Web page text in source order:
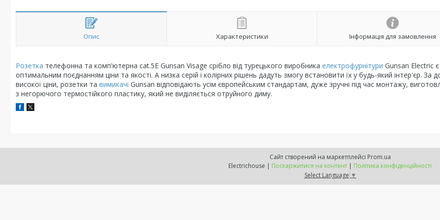
Опис Характеристики Інформація для замовлення
Розетка телефонна та комп'ютерна cat.5E Gunsan Visage срібло від турецького виробника електрофурнітури Gunsan Electric є
оптимальним поєднанням ціни та якості. А низка серій і колірних рішень дадуть змогу встановити їх у будь-який інтер'єр. За
високої ціни, розетки та вимикачі Gunsan відповідають усім європейським стандартам, дуже зручні під час монтажу,
з негорючого термостійкого пластику, який не виділяється отруйного диму.
Сайт створений на маркетплейсі Prom.ua
Electrichouse | Поскаржитися на контент | Політика конфіденційності
Select Language ▼